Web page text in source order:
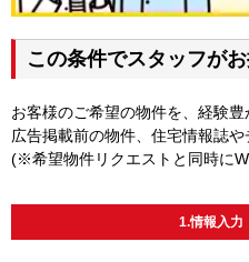
この条件でスタッフが
お客様のご希望の物件を、経験
広告掲載前の物件、住宅情報誌
(※希望物件リクエストと同時に
1.情報入力